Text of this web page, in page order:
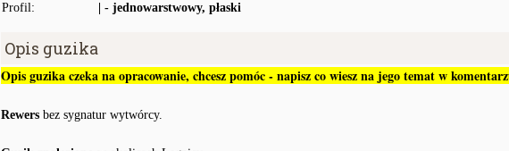
Profil:
| - jednowarstwowy, płaski
Opis guzika
Opis guzika czeka na opracowanie, chcesz pomóc - napisz co wiesz na jego temat w
Rewers bez sygnatur wytwórcy.